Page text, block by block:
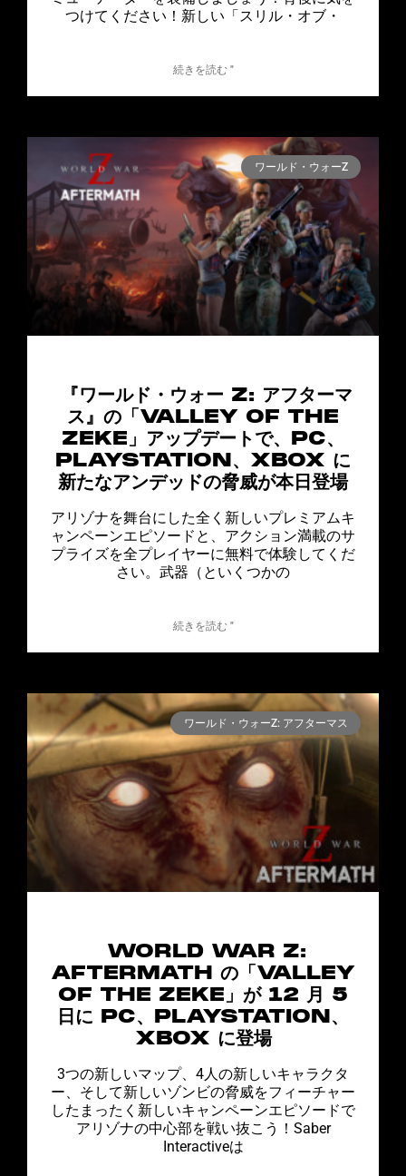
つけてください！新しい「スリル・オブ・
続きを読む "
ワールド・ウォーZ
『ワールド・ウォー Z: アフターマ
ス』の「VALLEY OF THE
ZEKE」アップデートで、PC、
PLAYSTATION、XBOX に
新たなアンデッドの脅威が本日登場
アリゾナを舞台にした全く新しいプレミアムキ
ャンペーンエピソードと、アクション満載のサ
プライズを全プレイヤーに無料で体験してくだ
さい。武器（といくつかの
続きを読む "
ワールド・ウォーZ: アフターマス
WORLD WAR Z:
AFTERMATH の「VALLEY
OF THE ZEKE」が 12 月 5
日に PC、PLAYSTATION、
XBOX に登場
3つの新しいマップ、4人の新しいキャラクタ
ー、そして新しいゾンビの脅威をフィーチャー
したまったく新しいキャンペーンエピソードで
アリゾナの中心部を戦い抜こう！Saber
Interactiveは